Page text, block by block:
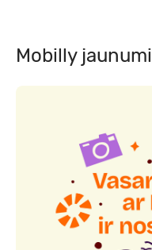
Mobilly jaunumi